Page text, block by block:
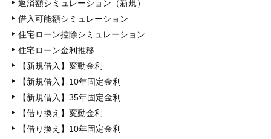
返済額シミュレーション（新規）
借入可能額シミュレーション
住宅ローン控除シミュレーション
住宅ローン金利推移
【新規借入】変動金利
【新規借入】10年固定金利
【新規借入】35年固定金利
【借り換え】変動金利
【借り換え】10年固定金利